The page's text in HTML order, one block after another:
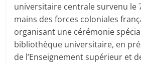
universitaire centrale survenu le
mains des forces coloniales
organisant une cérémonie
bibliothèque universitaire, en
de l’Enseignement supérieur et